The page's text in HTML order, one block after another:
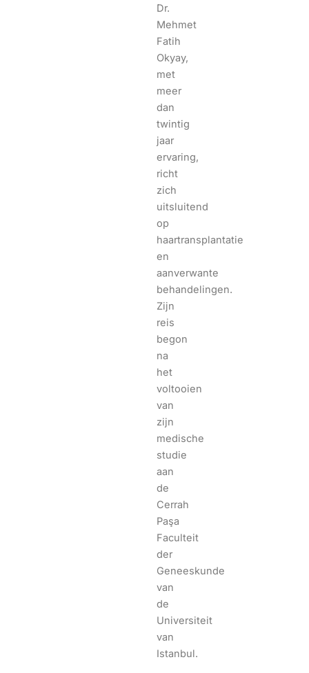
Dr.
Mehmet
Fatih
Okyay,
met
meer
dan
twintig
jaar
ervaring,
richt
zich
uitsluitend
op
haartransplantatie
en
aanverwante
behandelingen.
Zijn
reis
begon
na
het
voltooien
van
zijn
medische
studie
aan
de
Cerrah
Paşa
Faculteit
der
Geneeskunde
van
de
Universiteit
van
Istanbul.